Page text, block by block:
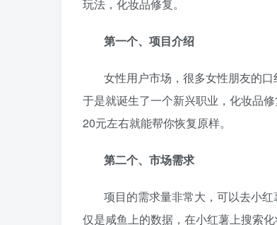
玩法，化妆品修复。
第一个、项目介绍
女性用户市场，很多女性朋友的
于是就诞生了一个新兴职业，化妆品
20元左右就能帮你恢复原样。
第二个、市场需求
项目的需求量非常大，可以去小
仅是咸鱼上的数据，在小红薯上搜索